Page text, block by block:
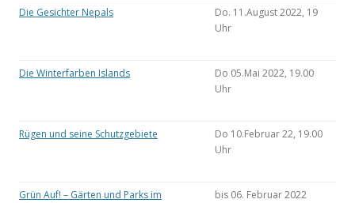
Die Gesichter Nepals
Do. 11.August 2022, 19
Uhr
Die Winterfarben Islands
Do 05.Mai 2022, 19.00
Uhr
Rügen und seine Schutzgebiete
Do 10.Februar 22, 19.00
Uhr
Grün Auf! – Gärten und Parks im
bis 06. Februar 2022